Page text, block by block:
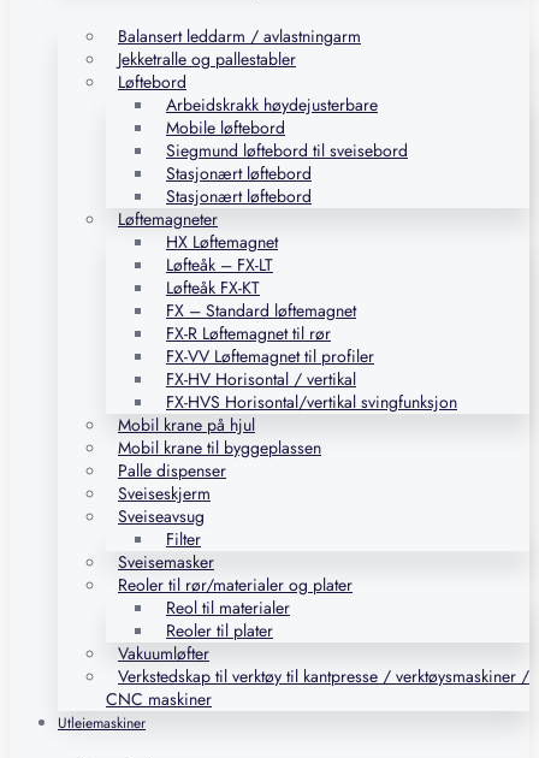
Balansert leddarm / avlastningarm
Jekketralle og pallestabler
Løftebord
Arbeidskrakk høydejusterbare
Mobile løftebord
Siegmund løftebord til sveisebord
Stasjonært løftebord
Stasjonært løftebord
Løftemagneter
HX Løftemagnet
Løfteåk – FX-LT
Løfteåk FX-KT
FX – Standard løftemagnet
FX-R Løftemagnet til rør
FX-VV Løftemagnet til profiler
FX-HV Horisontal / vertikal
FX-HVS Horisontal/vertikal svingfunksjon
Mobil krane på hjul
Mobil krane til byggeplassen
Palle dispenser
Sveiseskjerm
Sveiseavsug
Filter
Sveisemasker
Reoler til rør/materialer og plater
Reol til materialer
Reoler til plater
Vakuumløfter
Verkstedskap til verktøy til kantpresse / verktøysmaskiner /
CNC maskiner
Utleiemaskiner